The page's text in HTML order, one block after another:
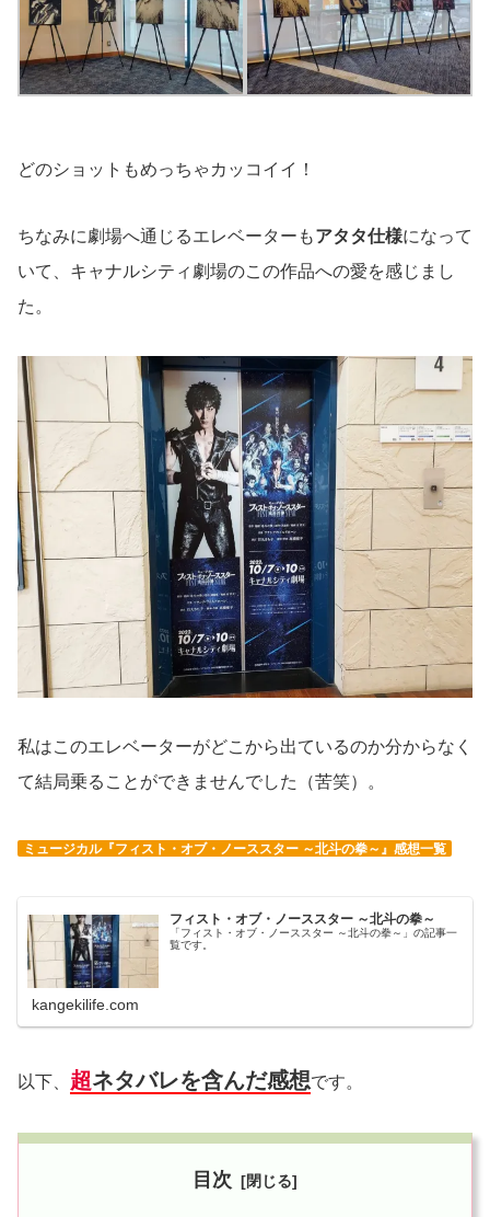
どのショットもめっちゃカッコイイ！
ちなみに劇場へ通じるエレベーターもアタタ仕様になって
いて、キャナルシティ劇場のこの作品への愛を感じまし
た。
私はこのエレベーターがどこから出ているのか分からなく
て結局乗ることができませんでした（苦笑）。
ミュージカル『フィスト・オブ・ノーススター ～北斗の拳～』感想一覧
フィスト・オブ・ノーススター ～北斗の拳～
「フィスト・オブ・ノーススター ～北斗の拳～」の記事一
覧です。
kangekilife.com
以下、 超ネタバレを含んだ感想です。
目次